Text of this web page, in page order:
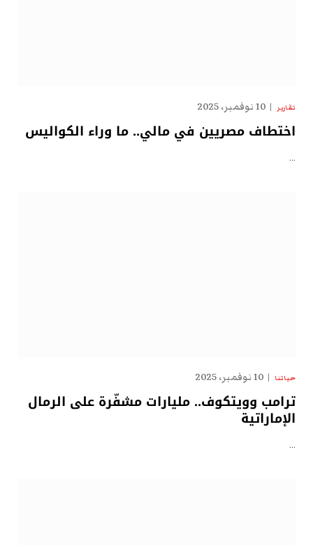
تقارير 10 نوفمبر، 2025
اختطاف مصريين في مالي.. ما وراء الكواليس
…
حياتنا 10 نوفمبر، 2025
ترامب وويتكوف.. مليارات مشفّرة على الرمال
الإماراتية
…